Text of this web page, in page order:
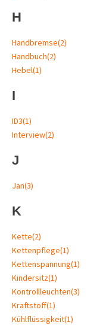
H
Handbremse(2)
Handbuch(2)
Hebel(1)
I
ID3(1)
Interview(2)
J
Jan(3)
K
Kette(2)
Kettenpflege(1)
Kettenspannung(1)
Kindersitz(1)
Kontrollleuchten(3)
Kraftstoff(1)
Kühlflüssigkeit(1)